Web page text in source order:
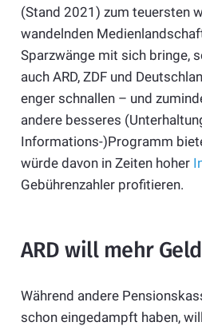
(Stand 2021) zum teuersten
wandelnden
Sparzwänge mit sich bringe,
auch ARD, ZDF und
enger schnallen – und
andere besseres
Informations-)Programm
würde davon in Zeiten hoher
Gebührenzahler profitieren.
ARD will mehr
Während andere
schon eingedampft haben,